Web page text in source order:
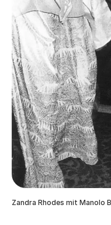
Zandra Rhodes mit Manolo